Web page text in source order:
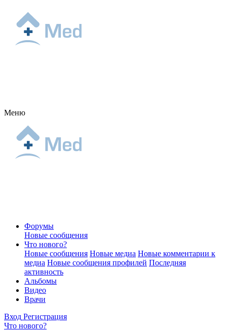
Меню
Форумы
Новые сообщения
Что нового?
Новые сообщения Новые медиа Новые комментарии к
медиа Новые сообщения профилей Последняя
активность
Альбомы
Видео
Врачи
Вход Регистрация
Что нового?